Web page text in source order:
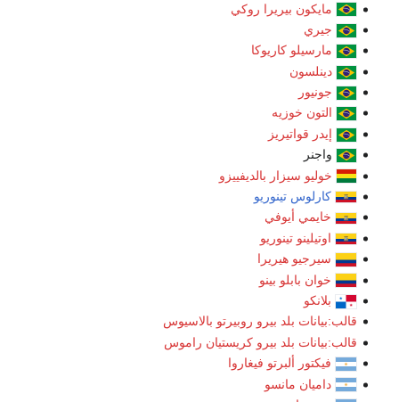
مايكون بيريرا روكي
جيري
مارسيلو كاريوكا
دينلسون
جونيور
التون خوزيه
إيدر قواتيريز
واجنر
خوليو سيزار بالديفييزو
كارلوس تينوريو
خايمي أيوفي
اوتيلينو تينوريو
سيرجيو هيريرا
خوان بابلو بينو
بلانكو
بلد بيرو روبيرتو بالاسيوس
بلد بيرو كريستيان راموس
فيكتور ألبرتو فيغاروا
داميان مانسو